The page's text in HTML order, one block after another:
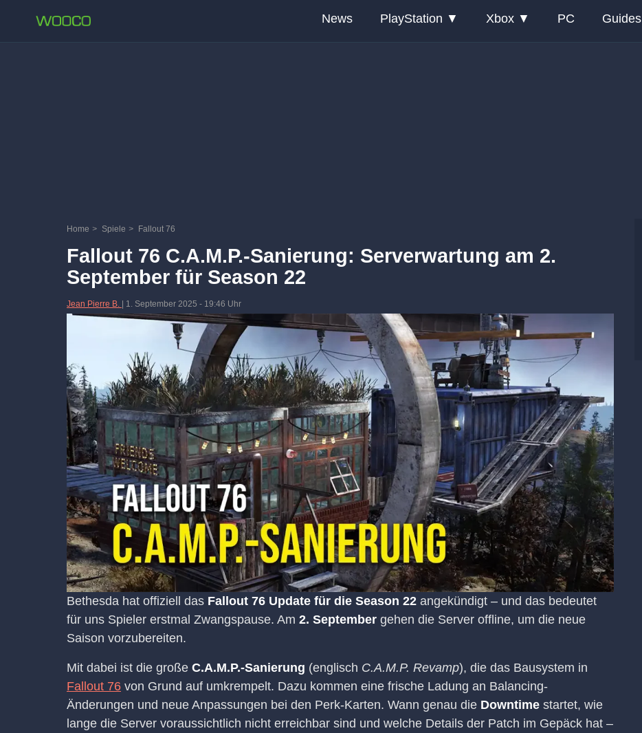
News PlayStation Xbox PC Guides
Home > Spiele > Fallout 76
Fallout 76 C.A.M.P.-Sanierung: Serverwartung am 2.
September für Season 22
Jean Pierre B. 1. September 2025 - 19:46 Uhr
Bethesda hat offiziell das Fallout 76 Update für die Season 22 angekündigt – und das bedeutet
für uns Spieler erstmal Zwangspause. Am 2. September gehen die Server offline, um die neue
Saison vorzubereiten.
Mit dabei ist die große C.A.M.P.-Sanierung (englisch C.A.M.P. Revamp), die das Bausystem in
Fallout 76 von Grund auf umkrempelt. Dazu kommen eine frische Ladung an Balancing-
Änderungen und neue Anpassungen bei den Perk-Karten. Wann genau die Downtime startet, wie
lange die Server voraussichtlich nicht erreichbar sind und welche Details der Patch im Gepäck hat –